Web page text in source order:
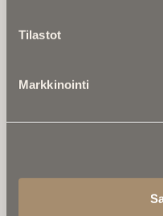
Tilastot
Markkinointi
Ikuisuusmedia on
valtakunnallinen
Tietoa meistä
Etusivu